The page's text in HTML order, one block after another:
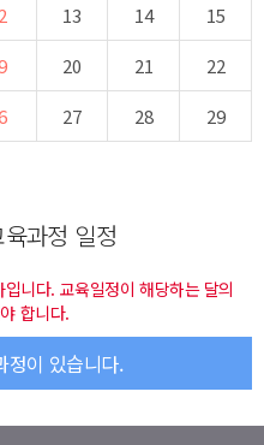
13 14
15
20 21
22
27 28
29
과정 일정
니다. 교육일정이 해당하는 달의
합니다.
정이 있습니다.